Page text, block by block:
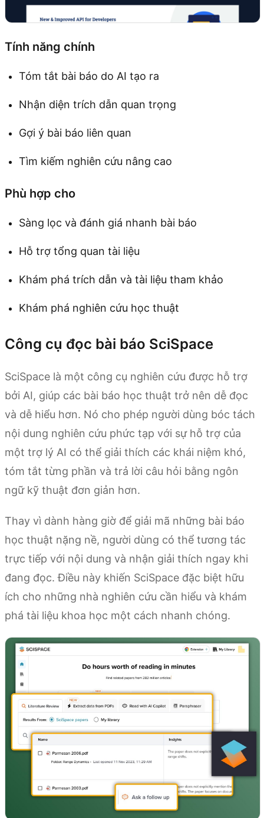
Tính năng chính
Tóm tắt bài báo do AI tạo ra
Nhận diện trích dẫn quan trọng
Gợi ý bài báo liên quan
Tìm kiếm nghiên cứu nâng cao
Phù hợp cho
Sàng lọc và đánh giá nhanh bài báo
Hỗ trợ tổng quan tài liệu
Khám phá trích dẫn và tài liệu tham khảo
Khám phá nghiên cứu học thuật
Công cụ đọc bài báo SciSpace
SciSpace là một công cụ nghiên cứu được hỗ trợ
bởi AI, giúp các bài báo học thuật trở nên dễ đọc
và dễ hiểu hơn. Nó cho phép người dùng bóc tách
nội dung nghiên cứu phức tạp với sự hỗ trợ của
một trợ lý AI có thể giải thích các khái niệm khó,
tóm tắt từng phần và trả lời câu hỏi bằng ngôn
ngữ kỹ thuật đơn giản hơn.
Thay vì dành hàng giờ để giải mã những bài báo
học thuật nặng nề, người dùng có thể tương tác
trực tiếp với nội dung và nhận giải thích ngay khi
đang đọc. Điều này khiến SciSpace đặc biệt hữu
ích cho những nhà nghiên cứu cần hiểu và khám
phá tài liệu khoa học một cách nhanh chóng.